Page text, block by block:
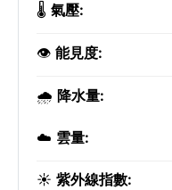
🌡️ 氣壓:
👁️ 能見度:
🌧️ 降水量:
☁️ 雲量:
☀️ 紫外線指數: